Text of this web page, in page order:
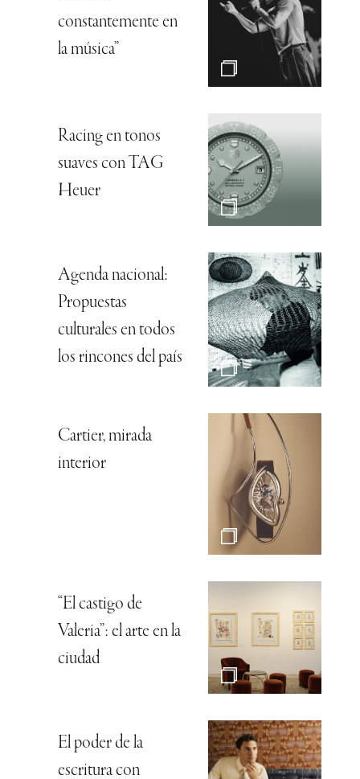
constantemente en
la música”
Racing en tonos
suaves con TAG
Heuer
Agenda nacional:
Propuestas
culturales en todos
los rincones del país
Cartier, mirada
interior
“El castigo de
Valeria”: el arte en la
ciudad
El poder de la
escritura con